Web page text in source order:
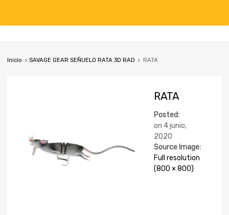
Inicio > SAVAGE GEAR SEÑUELO RATA 3D RAD > RATA
RATA
Posted:
on 4 junio,
2020
Source Image:
Full resolution
(800 × 800)